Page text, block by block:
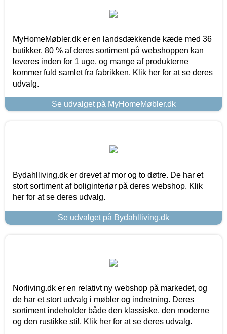
MyHomeMøbler.dk er en landsdækkende kæde med 36
butikker. 80 % af deres sortiment på webshoppen kan
leveres inden for 1 uge, og mange af produkterne
kommer fuld samlet fra fabrikken. Klik her for at se deres
udvalg.
Se udvalget på MyHomeMøbler.dk
Bydahlliving.dk er drevet af mor og to døtre. De har et
stort sortiment af boliginteriør på deres webshop. Klik
her for at se deres udvalg.
Se udvalget på Bydahlliving.dk
Norliving.dk er en relativt ny webshop på markedet, og
de har et stort udvalg i møbler og indretning. Deres
sortiment indeholder både den klassiske, den moderne
og den rustikke stil. Klik her for at se deres udvalg.